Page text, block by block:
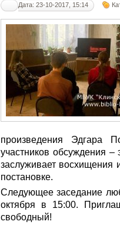
Дата: 23-10-2017, 15:14
произведения Эдгара
участников обсуждения –
заслуживает восхищения
постановке.
Следующее заседание
октября в 15:00.
свободный!